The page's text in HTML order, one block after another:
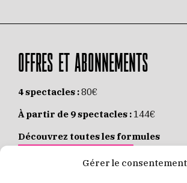
Gérer le consentement
OFFRES ET ABONNEMENTS
4 spectacles :80€
À partir de 9 spectacles : 144€
Découvrez toutes les formules
JE M’ABONNE EN LIGNE